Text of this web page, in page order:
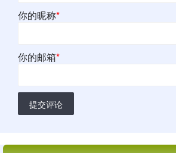
你的昵称*
你的邮箱*
提交评论